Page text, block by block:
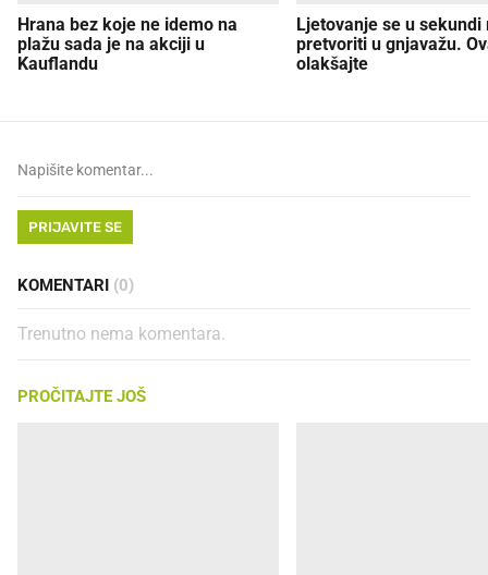
Hrana bez koje ne idemo na
plažu sada je na akciji u
Kauflandu
Ljetovanje se u sekundi
pretvoriti u gnjavažu.
olakšajte
PRIJAVITE SE
KOMENTARI (0)
Trenutno nema komentara.
PROČITAJTE JOŠ